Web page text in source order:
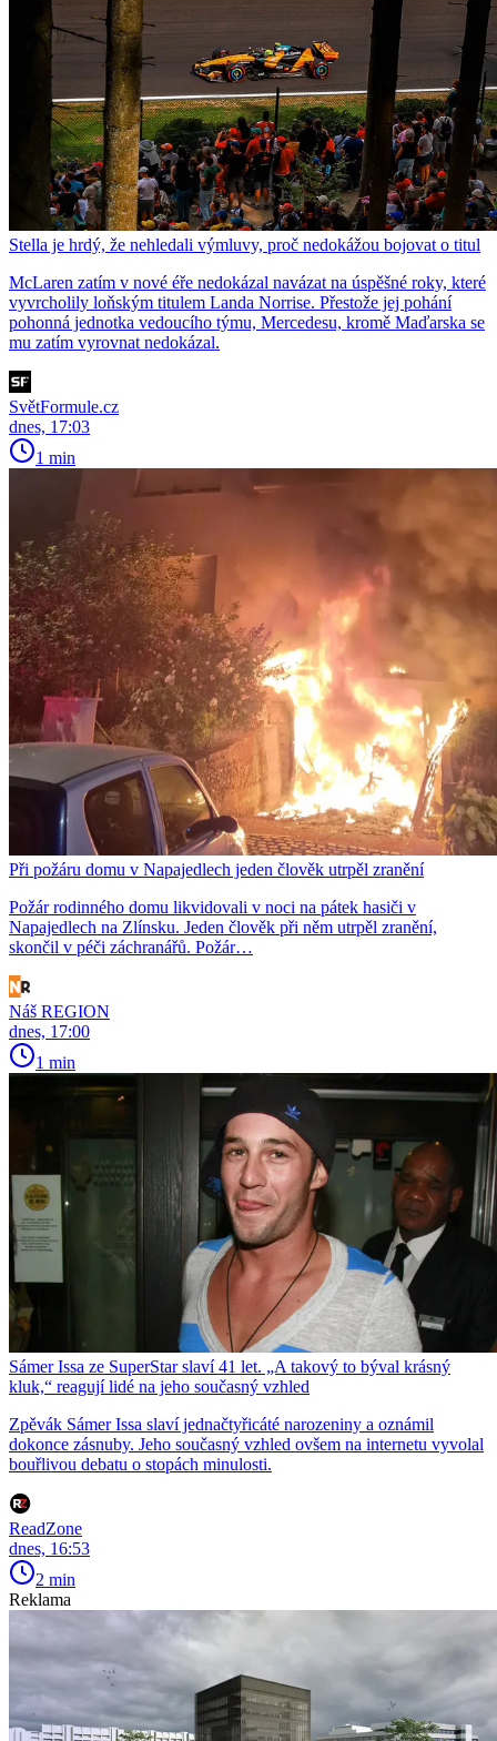
Stella je hrdý, že nehledali výmluvy, proč nedokážou bojovat o titul
McLaren zatím v nové éře nedokázal navázat na úspěšné roky, které
vyvrcholily loňským titulem Landa Norrise. Přestože jej pohání
pohonná jednotka vedoucího týmu, Mercedesu, kromě Maďarska se
mu zatím vyrovnat nedokázal.
SvětFormule.cz
dnes, 17:03
1 min
Při požáru domu v Napajedlech jeden člověk utrpěl zranění
Požár rodinného domu likvidovali v noci na pátek hasiči v
Napajedlech na Zlínsku. Jeden člověk při něm utrpěl zranění,
skončil v péči záchranářů. Požár…
Náš REGION
dnes, 17:00
1 min
Sámer Issa ze SuperStar slaví 41 let. „A takový to býval krásný
kluk,“ reagují lidé na jeho současný vzhled
Zpěvák Sámer Issa slaví jednačtyřicáté narozeniny a oznámil
dokonce zásnuby. Jeho současný vzhled ovšem na internetu vyvolal
bouřlivou debatu o stopách minulosti.
ReadZone
dnes, 16:53
2 min
Reklama